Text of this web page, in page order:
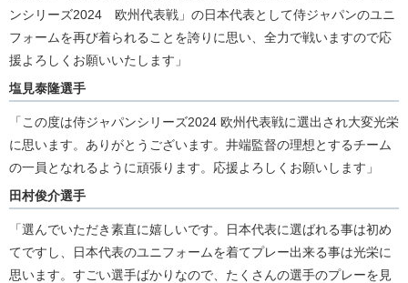
ンシリーズ2024 欧州代表戦」の日本代表として侍ジャパンのユニ
フォームを再び着られることを誇りに思い、全力で戦いますので応
援よろしくお願いいたします」
塩見泰隆選手
「この度は侍ジャパンシリーズ2024 欧州代表戦に選出され大変光栄
に思います。ありがとうございます。井端監督の理想とするチーム
の一員となれるように頑張ります。応援よろしくお願いします」
田村俊介選手
「選んでいただき素直に嬉しいです。日本代表に選ばれる事は初め
てですし、日本代表のユニフォームを着てプレー出来る事は光栄に
思います。すごい選手ばかりなので、たくさんの選手のプレーを見